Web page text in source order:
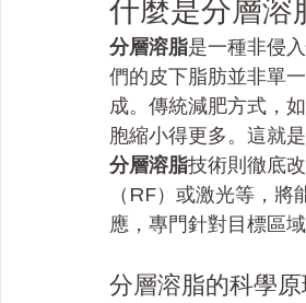
什麼是分層溶
分層溶脂是一種非侵
們的皮下脂肪並非單
成。傳統減肥方式，
胞縮小得更多。這就
分層溶脂技術則徹底
（RF）或激光等，
應，專門針對目標區
分層溶脂的科學原